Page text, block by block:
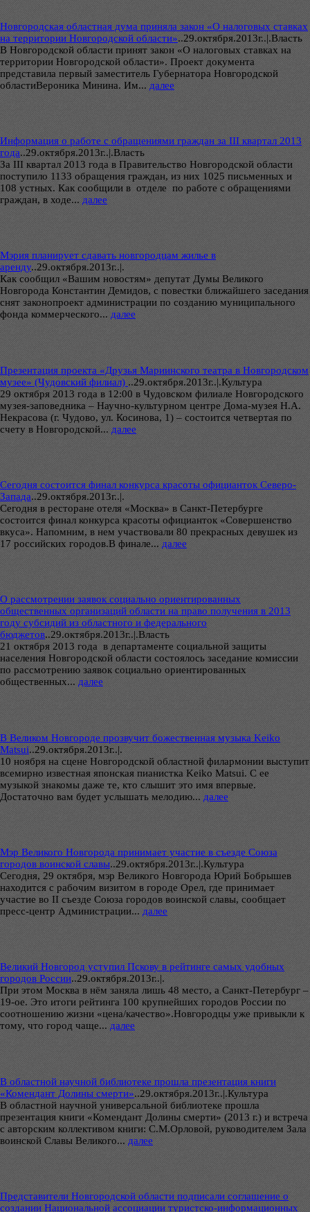
Новгородская областная дума приняла закон «О налоговых ставках
на территории Новгородской области»..29.октября.2013г..|.Власть
В Новгородской области принят закон «О налоговых ставках на
территории Новгородской области». Проект документа
представила первый заместитель Губернатора Новгородской
областиВероника Минина. Им... далее
Информация о работе с обращениями граждан за III квартал 2013
года..29.октября.2013г..|.Власть
За III квартал 2013 года в Правительство Новгородской области
поступило 1133 обращения граждан, из них 1025 письменных и
108 устных. Как сообщили в отделе по работе с обращениями
граждан, в ходе... далее
Мэрия планирует сдавать новгородцам жилье в
аренду..29.октября.2013г..|.
Как сообщил «Вашим новостям» депутат Думы Великого
Новгорода Константин Демидов, с повестки ближайшего заседания
снят законопроект администрации по созданию муниципального
фонда коммерческого... далее
Презентация проекта «Друзья Мариинского театра в Новгородском
музее» (Чудовский филиал) ..29.октября.2013г..|.Культура
29 октября 2013 года в 12:00 в Чудовском филиале Новгородского
музея-заповедника – Научно-культурном центре Дома-музея Н.А.
Некрасова (г. Чудово, ул. Косинова, 1) – состоится четвертая по
счету в Новгородской... далее
Сегодня состоится финал конкурса красоты официанток Северо-
Запада..29.октября.2013г..|.
Сегодня в ресторане отеля «Москва» в Санкт-Петербурге
состоится финал конкурса красоты официанток «Совершенство
вкуса». Напомним, в нем участвовали 80 прекрасных девушек из
17 российских городов.В финале... далее
О рассмотрении заявок социально ориентированных
общественных организаций области на право получения в 2013
году субсидий из областного и федерального
бюджетов..29.октября.2013г..|.Власть
21 октября 2013 года в департаменте социальной защиты
населения Новгородской области состоялось заседание комиссии
по рассмотрению заявок социально ориентированных
общественных... далее
В Великом Новгороде прозвучит божественная музыка Keiko
Matsui..29.октября.2013г..|.
10 ноября на сцене Новгородской областной филармонии выступит
всемирно известная японская пианистка Keiko Matsui. С ее
музыкой знакомы даже те, кто слышит это имя впервые.
Достаточно вам будет услышать мелодию... далее
Мэр Великого Новгорода принимает участие в съезде Союза
городов воинской славы..29.октября.2013г..|.Культура
Сегодня, 29 октября, мэр Великого Новгорода Юрий Бобрышев
находится с рабочим визитом в городе Орел, где принимает
участие во II съезде Союза городов воинской славы, сообщает
пресс-центр Администрации... далее
Великий Новгород уступил Пскову в рейтинге самых удобных
городов России..29.октября.2013г..|.
При этом Москва в нём заняла лишь 48 место, а Санкт-Петербург –
19-ое. Это итоги рейтинга 100 крупнейших городов России по
соотношению жизни «цена/качество».Новгородцы уже привыкли к
тому, что город чаще... далее
В областной научной библиотеке прошла презентация книги
«Комендант Долины смерти»..29.октября.2013г..|.Культура
В областной научной универсальной библиотеке прошла
презентация книги «Комендант Долины смерти» (2013 г.) и встреча
с авторским коллективом книги: С.М.Орловой, руководителем Зала
воинской Славы Великого... далее
Представители Новгородской области подписали соглашение о
создании Национальной ассоциации туристско-информационных